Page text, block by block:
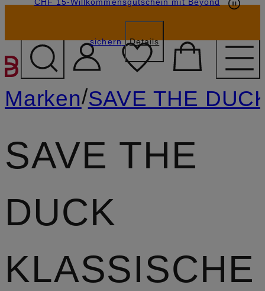
ZUM HAUPTINHALT
sichern Details
Marken/SAVE THE
SAVE THE
DUCK
KLASSISCHE